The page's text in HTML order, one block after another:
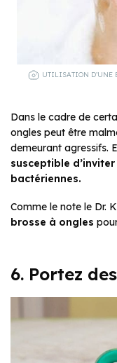
UTILISATION D’UNE
Dans le cadre de
ongles peut être
demeurant agressifs.
susceptible
bactériennes.
Comme le note le Dr.
brosse à ongles
6. Portez